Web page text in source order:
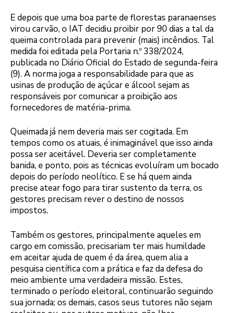
E depois que uma boa parte de florestas paranaenses
virou carvão, o IAT decidiu proibir por 90 dias a tal da
queima controlada para prevenir (mais) incêndios. Tal
medida foi editada pela Portaria n.º 338/2024,
publicada no Diário Oficial do Estado de segunda-feira
(9). A norma joga a responsabilidade para que as
usinas de produção de açúcar e álcool sejam as
responsáveis por comunicar a proibição aos
fornecedores de matéria-prima.
Queimada já nem deveria mais ser cogitada. Em
tempos como os atuais, é inimaginável que isso ainda
possa ser aceitável. Deveria ser completamente
banida, e ponto, pois as técnicas evoluíram um bocado
depois do período neolítico. E se há quem ainda
precise atear fogo para tirar sustento da terra, os
gestores precisam rever o destino de nossos
impostos.
Também os gestores, principalmente aqueles em
cargo em comissão, precisariam ter mais humildade
em aceitar ajuda de quem é da área, quem alia a
pesquisa científica com a prática e faz da defesa do
meio ambiente uma verdadeira missão. Estes,
terminado o período eleitoral, continuarão seguindo
sua jornada; os demais, casos seus tutores não sejam